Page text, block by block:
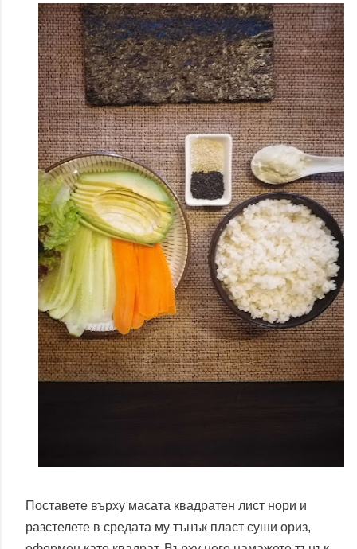
Поставете върху масата квадратен лист нори и
разстелете в средата му тънък пласт суши ориз,